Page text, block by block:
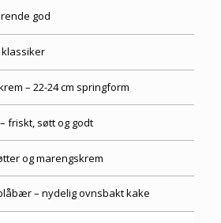
god
– 22-24 cm springform
friskt, søtt og godt
og marengskrem
– nydelig ovnsbakt kake